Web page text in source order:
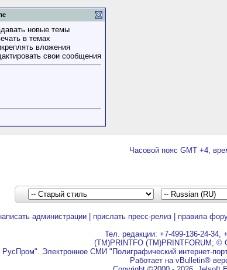
новые темы
в темах
вложения
свои сообщения
Часовой пояс GMT +4,
администрации| прислать пресс-релиз| правила
Тел. редакции: +7-499-136-24-34,
(TM)PRINTFO (TM)PRINTFORUM,
Электронное СМИ "Полиграфический интернет-
Работает на vBulletin®